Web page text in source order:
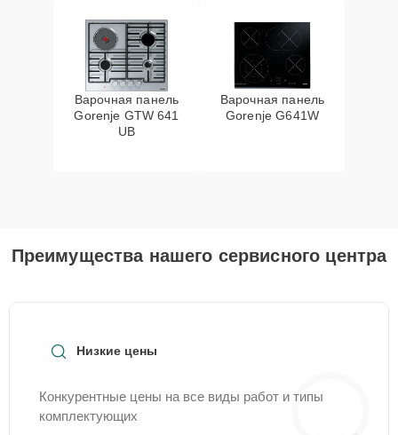
Варочная панель
Gorenje GTW 641
UB
Варочная панель
Gorenje G641W
Преимущества нашего сервисного центра
Низкие цены
Конкурентные цены на все виды работ и типы
комплектующих